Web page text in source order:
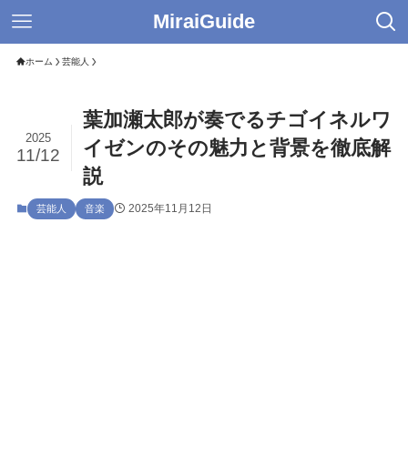
MiraiGuide
ホーム 芸能人
葉加瀬太郎が奏でるチゴイネルワ
イゼンのその魅力と背景を徹底解
説
2025
11/12
芸能人 音楽 2025年11月12日